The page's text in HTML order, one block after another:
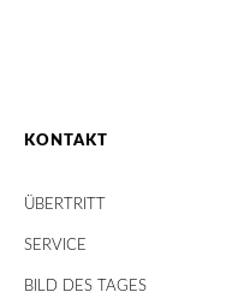
KONTAKT
ÜBERTRITT
SERVICE
BILD DES TAGES